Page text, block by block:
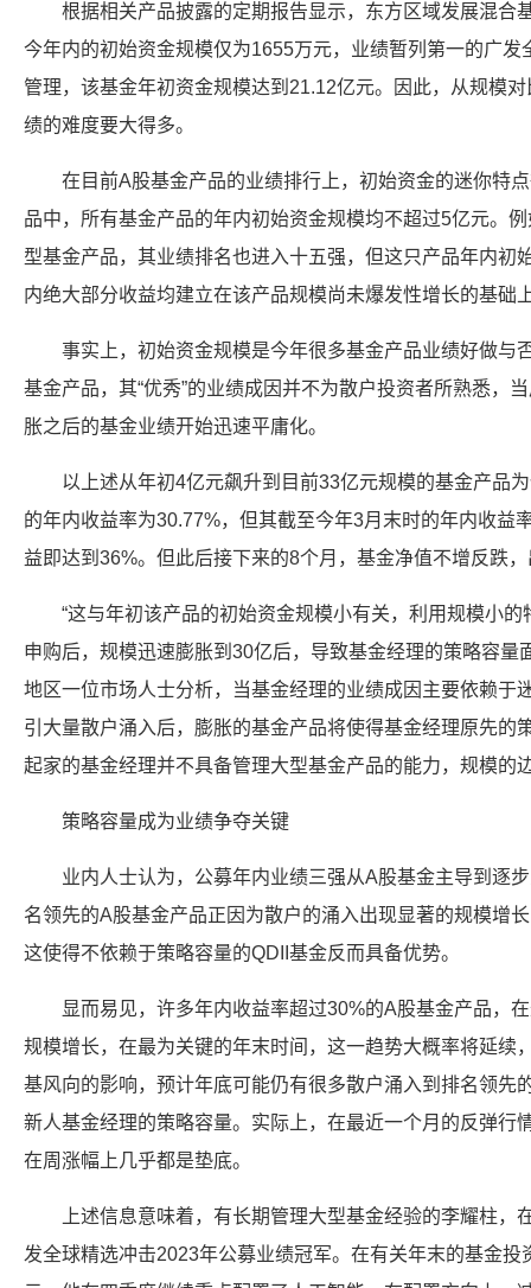
根据相关产品披露的定期报告显示，东方区域发展混合
今年内的初始资金规模仅为1655万元，业绩暂列第一的广
管理，该基金年初资金规模达到21.12亿元。因此，从规模
绩的难度要大得多。
在目前A股基金产品的业绩排行上，初始资金的迷你特
品中，所有基金产品的年内初始资金规模均不超过5亿元。
型基金产品，其业绩排名也进入十五强，但这只产品年内初
内绝大部分收益均建立在该产品规模尚未爆发性增长的基础
事实上，初始资金规模是今年很多基金产品业绩好做与
基金产品，其“优秀”的业绩成因并不为散户投资者所熟悉，
胀之后的基金业绩开始迅速平庸化。
以上述从年初4亿元飙升到目前33亿元规模的基金产品
的年内收益率为30.77%，但其截至今年3月末时的年内收益
益即达到36%。但此后接下来的8个月，基金净值不增反跌
“这与年初该产品的初始资金规模小有关，利用规模小
申购后，规模迅速膨胀到30亿后，导致基金经理的策略容量
地区一位市场人士分析，当基金经理的业绩成因主要依赖于
引大量散户涌入后，膨胀的基金产品将使得基金经理原先的
起家的基金经理并不具备管理大型基金产品的能力，规模的
策略容量成为业绩争夺关键
业内人士认为，公募年内业绩三强从A股基金主导到逐
名领先的A股基金产品正因为散户的涌入出现显著的规模增
这使得不依赖于策略容量的QDII基金反而具备优势。
显而易见，许多年内收益率超过30%的A股基金产品，
规模增长，在最为关键的年末时间，这一趋势大概率将延续
基风向的影响，预计年底可能仍有很多散户涌入到排名领先
新人基金经理的策略容量。实际上，在最近一个月的反弹行
在周涨幅上几乎都是垫底。
上述信息意味着，有长期管理大型基金经验的李耀柱
发全球精选冲击2023年公募业绩冠军。在有关年末的基金